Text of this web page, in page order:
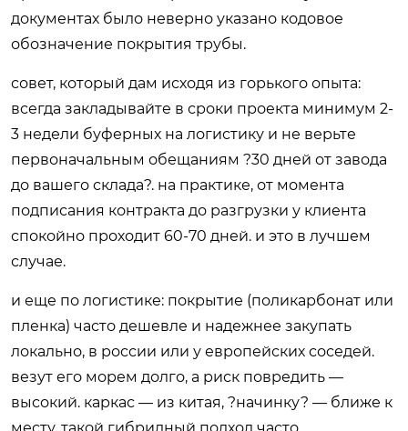
документах было неверно указано кодовое
обозначение покрытия трубы.
совет, который дам исходя из горького опыта:
всегда закладывайте в сроки проекта минимум 2-
3 недели буферных на логистику и не верьте
первоначальным обещаниям ?30 дней от завода
до вашего склада?. на практике, от момента
подписания контракта до разгрузки у клиента
спокойно проходит 60-70 дней. и это в лучшем
случае.
и еще по логистике: покрытие (поликарбонат или
пленка) часто дешевле и надежнее закупать
локально, в россии или у европейских соседей.
везут его морем долго, а риск повредить —
высокий. каркас — из китая, ?начинку? — ближе к
месту. такой гибридный подход часто